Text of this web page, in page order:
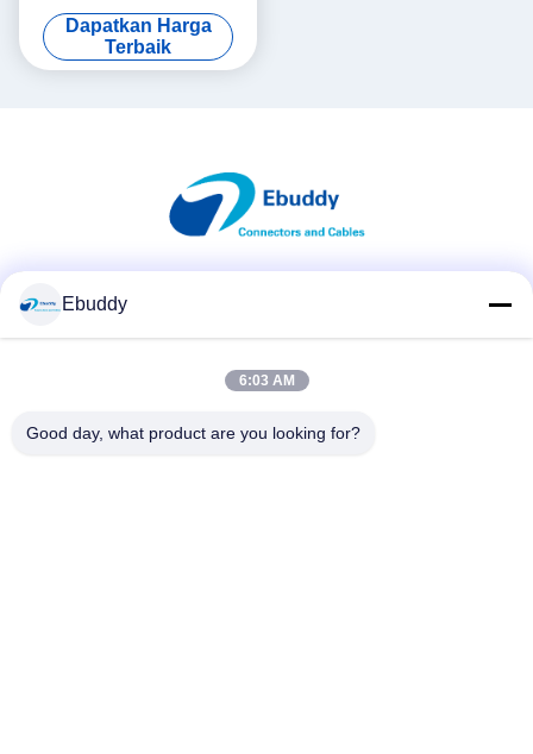
Limited 3,5 mm
Dapatkan Harga
Terbaik
Ebuddy
6:03 AM
Good day, what product are you looking for?